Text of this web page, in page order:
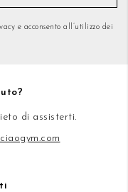
e acconsento all’utilizzo dei
di assisterti.